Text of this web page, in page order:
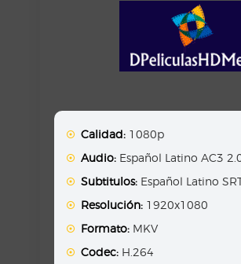
Calidad: 1080p
Audio: Español Latino AC3
Subtitulos: Español Latino
Resolución: 1920x1080
Formato: MKV
Codec: H.264